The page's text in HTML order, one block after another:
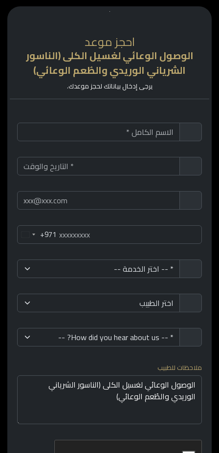
احجز موعد
الوصول الوعائي لغسيل الكلى (الناسور
الشرياني الوريدي والطُعم الوعائي)
يرجى إدخال بياناتك لحجز موعدك.
+971
ملاحظات للطبيب